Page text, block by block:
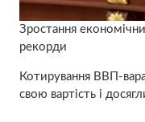
Зростання
рекорди
Котирування ВВП-
свою вартість і